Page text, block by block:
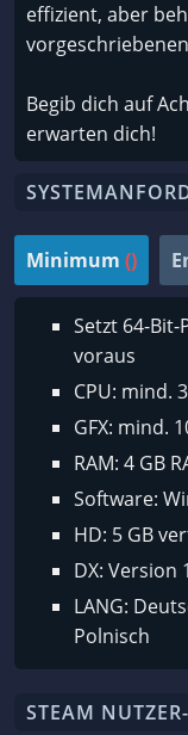
effizient, aber
Begib dich auf
erwarten dich!
Minimum ()
Setzt 64-
voraus
CPU: mind.
GFX: mind.
RAM: 4 GB
Software:
HD: 5 GB
DX: Version
LANG:
Polnisch
STEAM